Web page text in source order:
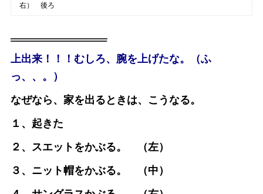
右） 後ろ
上出来！！！むしろ、腕を上げたな。（ふ
っ、、。）
なぜなら、家を出るときは、こうなる。
１、起きた
２、スエットをかぶる。 （左）
３、ニット帽をかぶる。 （中）